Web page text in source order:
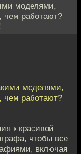
моделями,
чем работают?
моделями,
чем работают?
к красивой
чтобы все
включая